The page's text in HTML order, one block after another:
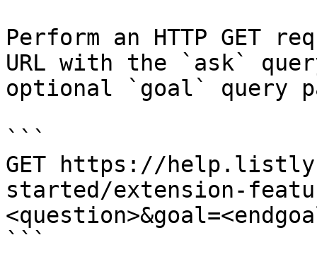
Perform an HTTP GET
URL with the `ask`
optional `goal` query
```
GET https://
started/extension-
```